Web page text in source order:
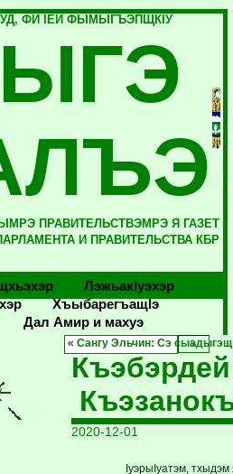
ФИ IЕЙ ФЫМЫГЪЭПЩКIУ
ПРАВИТЕЛЬСТВЭМРЭ Я ГАЗЕТ
И ПРАВИТЕЛЬСТВА КБР
Лэжьакlуэхэр
Хъыбарегъащlэ
Дал Амир и махуэ
«Сангу Эльчин: Сэ
2020-12-01
IуэрыIуатэм,